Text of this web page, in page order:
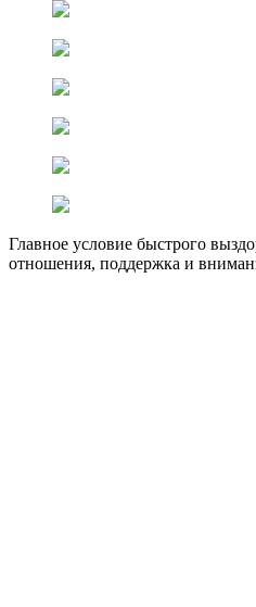
Главное условие быстрого
отношения, поддержка и